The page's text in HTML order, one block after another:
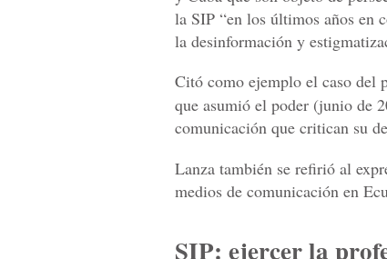
la SIP “en los últimos años en
la desinformación y
Citó como ejemplo el caso del
que asumió el poder (junio de
comunicación que critican su
Lanza también se refirió al
medios de comunicación en
SIP: ejercer la